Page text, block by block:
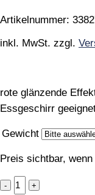
Artikelnummer:
inkl. MwSt. zzgl.
rote glänzende
Essgeschirr
Gewicht
Preis sichtbar,
red